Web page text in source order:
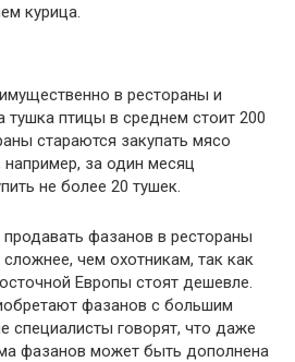
курица.
в рестораны и
тушка птицы в среднем стоит 200
стараются закупать мясо
за один месяц
не более 20 тушек.
фазанов в рестораны
чем охотникам, так как
Европы стоят дешевле.
фазанов с большим
специалисты говорят, что даже
фазанов может быть дополнена